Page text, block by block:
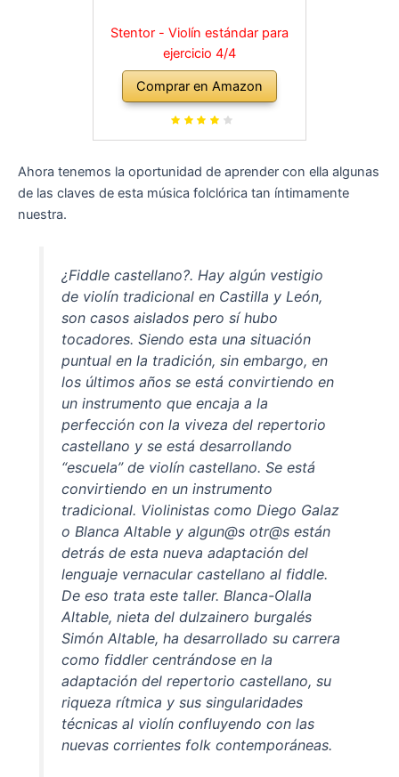
Stentor - Violín estándar para
ejercicio 4/4
Comprar en Amazon
Ahora tenemos la oportunidad de aprender con ella algunas
de las claves de esta música folclórica tan íntimamente
nuestra.
¿Fiddle castellano?. Hay algún vestigio
de violín tradicional en Castilla y León,
son casos aislados pero sí hubo
tocadores. Siendo esta una situación
puntual en la tradición, sin embargo, en
los últimos años se está convirtiendo en
un instrumento que encaja a la
perfección con la viveza del repertorio
castellano y se está desarrollando
“escuela” de violín castellano. Se está
convirtiendo en un instrumento
tradicional. Violinistas como Diego Galaz
o Blanca Altable y algun@s otr@s están
detrás de esta nueva adaptación del
lenguaje vernacular castellano al fiddle.
De eso trata este taller. Blanca-Olalla
Altable, nieta del dulzainero burgalés
Simón Altable, ha desarrollado su carrera
como fiddler centrándose en la
adaptación del repertorio castellano, su
riqueza rítmica y sus singularidades
técnicas al violín confluyendo con las
nuevas corrientes folk contemporáneas.